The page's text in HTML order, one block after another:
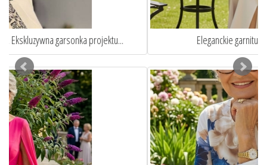
Eleganckie garnitury damskie szyte na miarę